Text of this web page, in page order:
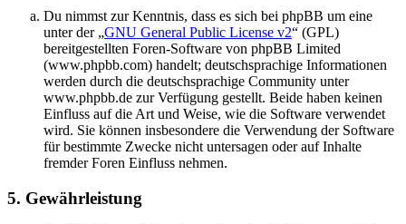
Du nimmst zur Kenntnis, dass es sich bei phpBB um eine
unter der „GNU General Public License v2“ (GPL)
bereitgestellten Foren-Software von phpBB Limited
(www.phpbb.com) handelt; deutschsprachige Informationen
werden durch die deutschsprachige Community unter
www.phpbb.de zur Verfügung gestellt. Beide haben keinen
Einfluss auf die Art und Weise, wie die Software verwendet
wird. Sie können insbesondere die Verwendung der Software
für bestimmte Zwecke nicht untersagen oder auf Inhalte
fremder Foren Einfluss nehmen.
5. Gewährleistung